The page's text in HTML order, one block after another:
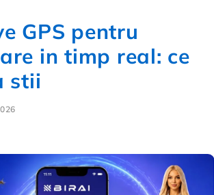
GPS pentru
in timp real: ce
stii